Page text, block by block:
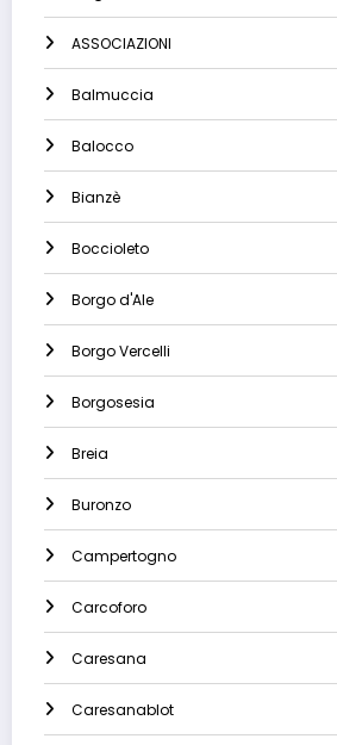
ASSOCIAZIONI
Balmuccia
Balocco
Bianzè
Boccioleto
Borgo d'Ale
Borgo Vercelli
Borgosesia
Breia
Buronzo
Campertogno
Carcoforo
Caresana
Caresanablot